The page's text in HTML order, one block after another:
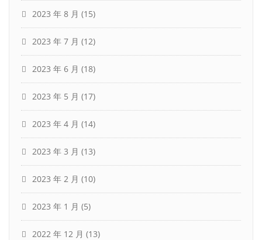
2023 年 8 月 (15)
2023 年 7 月 (12)
2023 年 6 月 (18)
2023 年 5 月 (17)
2023 年 4 月 (14)
2023 年 3 月 (13)
2023 年 2 月 (10)
2023 年 1 月 (5)
2022 年 12 月 (13)